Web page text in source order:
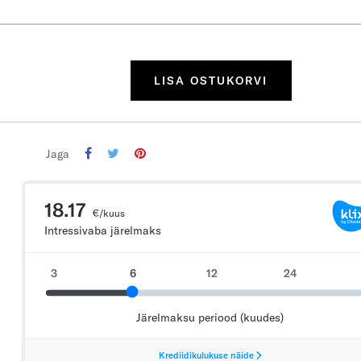
LISA OSTUKORVI
Jaga